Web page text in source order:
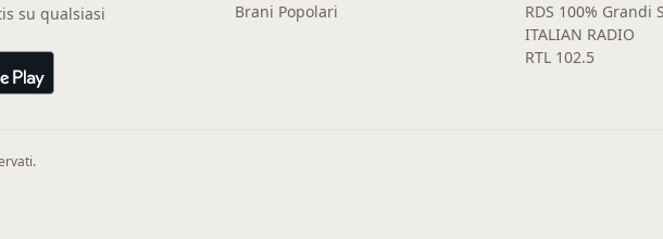
su qualsiasi
Brani Popolari
RDS 100% Grandi
ITALIAN RADIO
RTL 102.5